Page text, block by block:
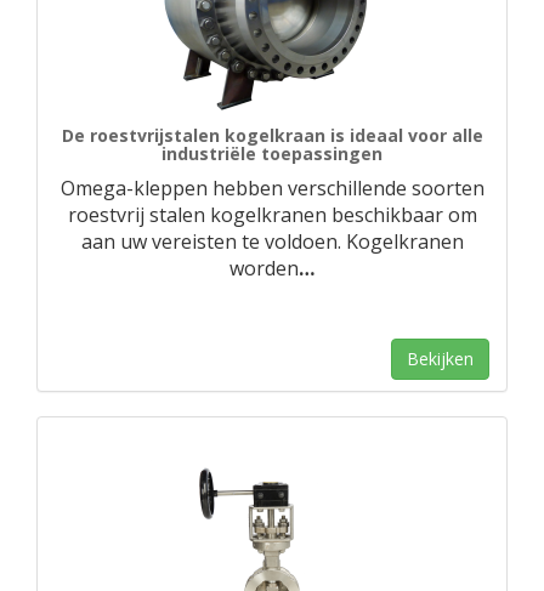
De roestvrijstalen kogelkraan is ideaal voor alle
industriële toepassingen
Omega-kleppen hebben verschillende soorten
roestvrij stalen kogelkranen beschikbaar om
aan uw vereisten te voldoen. Kogelkranen
worden…
Bekijken